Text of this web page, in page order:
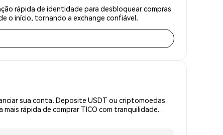
rápida de identidade para desbloquear compras
o início, tornando a exchange confiável.
sua conta. Deposite USDT ou criptomoedas
rápida de comprar TICO com tranquilidade.